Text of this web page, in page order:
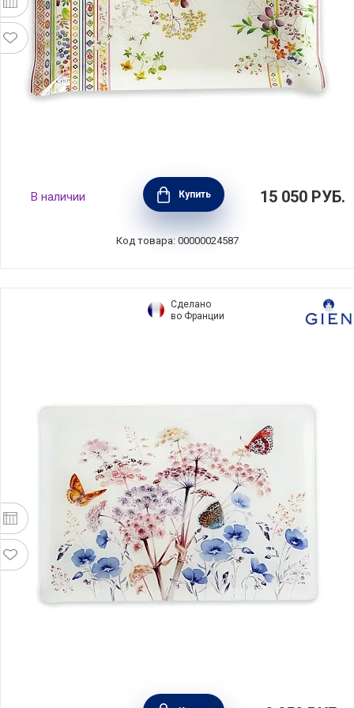
Поднос сервировочный большой "Багатель"
48х38 см, материал акрил, Gien, Франция,
8005BAGMPL
В наличии Купить 15 050 РУБ.
Код товара: 00000024587
Сделано
во Франции
Поднос сервировочный малый "Азур" 30х22